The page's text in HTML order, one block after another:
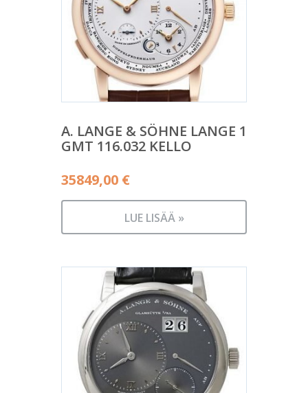
A. LANGE & SÖHNE LANGE 1
GMT 116.032 KELLO
35849,00 €
LUE LISÄÄ »